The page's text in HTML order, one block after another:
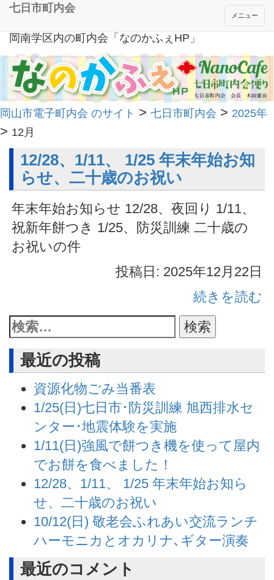
岡南学区内の町内会「なのかふぇHP」
メニュー
七日市町内会
岡山市電子町内会 のサイト > 七日市町内会 > 2025年
> 12月
12/28、1/11、 1/25 年末年始お知
らせ、二十歳のお祝い
年末年始お知らせ 12/28、夜回り 1/11、
祝新年餅つき 1/25、防災訓練 二十歳の
お祝いの件
投稿日: 2025年12月22日
続きを読む
最近の投稿
資源化物ごみ当番表
1/25(日)七日市･防災訓練 旭西排水セ
ンター･地震体験を実施
1/11(日)強風で餅つき機を使って屋内
でお餅を食べました！
12/28、1/11、 1/25 年末年始お知ら
せ、二十歳のお祝い
10/12(日) 敬老会ふれあい交流ランチ
ハーモニカとオカリナ､ギター演奏
最近のコメント